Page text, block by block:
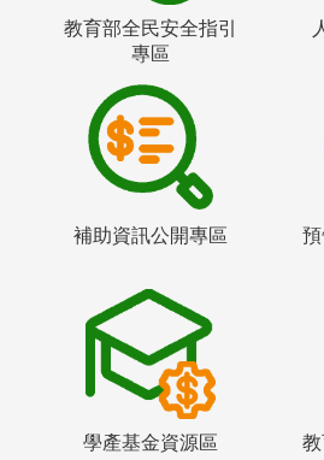
教育部全民安全指引
專區
補助資訊公開專區
學產基金資源區